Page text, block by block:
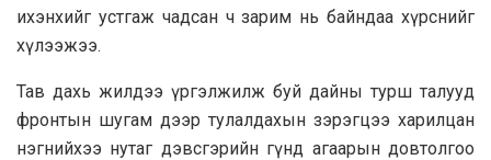
ихэнхийг устгаж чадсан ч зарим нь байндаа хүрснийг
хүлээжээ.
Тав дахь жилдээ үргэлжилж буй дайны турш талууд
фронтын шугам дээр тулалдахын зэрэгцээ харилцан
нэгнийхээ нутаг дэвсгэрийн гүнд агаарын довтолгоо